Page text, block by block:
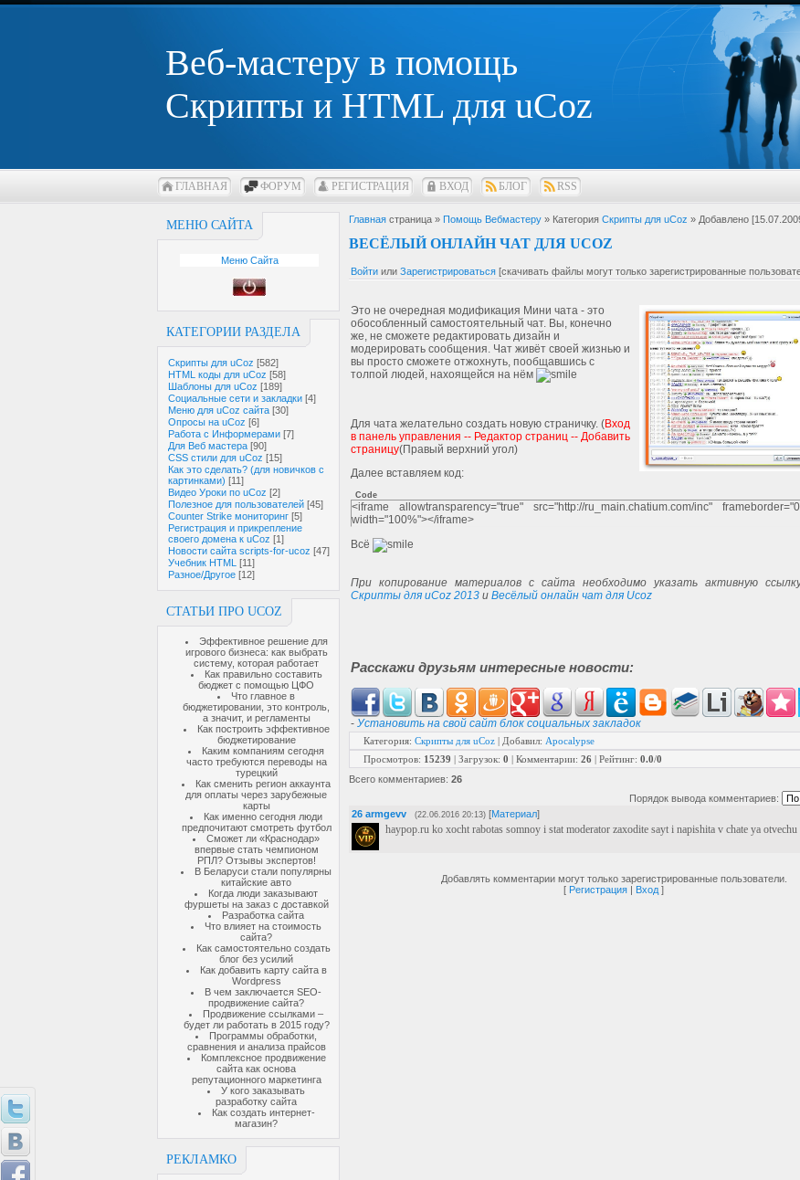
Веб-мастеру в помощь
Скрипты и HTML для uCoz
ГЛАВНАЯ ФОРУМ РЕГИСТРАЦИЯ ВХОД БЛОГ RSS
МЕНЮ САЙТА
Меню Сайта
КАТЕГОРИИ РАЗДЕЛА
Скрипты для uCoz [582]
HTML коды для uCoz [58]
Шаблоны для uCoz [189]
Социальные сети и закладки [4]
Меню для uCoz сайта [30]
Опросы на uCoz [6]
Работа с Информерами [7]
Для Веб мастера [90]
CSS стили для uCoz [15]
Как это сделать? (для новичков с
картинками) [11]
Видео Уроки по uCoz [2]
Полезное для пользователей [45]
Counter Strike мониторинг [5]
Регистрация и прикрепление
своего домена к uCoz [1]
Новости сайта scripts-for-ucoz [47]
Учебник HTML [11]
Разное/Другое [12]
СТАТЬИ ПРО UCOZ
Эффективное решение для
игрового бизнеса: как выбрать
систему, которая работает
Как правильно составить
бюджет с помощью ЦФО
Что главное в
бюджетировании, это контроль,
а значит, и регламенты
Как построить эффективное
бюджетирование
Каким компаниям сегодня
часто требуются переводы на
турецкий
Как сменить регион аккаунта
для оплаты через зарубежные
карты
Как именно сегодня люди
предпочитают смотреть футбол
Сможет ли «Краснодар»
впервые стать чемпионом
РПЛ? Отзывы экспертов!
В Беларуси стали популярны
китайские авто
Когда люди заказывают
фуршеты на заказ с доставкой
Разработка сайта
Что влияет на стоимость
сайта?
Как самостоятельно создать
блог без усилий
Как добавить карту сайта в
Wordpress
В чем заключается SEO-
продвижение сайта?
Продвижение ссылками –
будет ли работать в 2015 году?
Программы обработки,
сравнения и анализа прайсов
Комплексное продвижение
сайта как основа
репутационного маркетинга
У кого заказывать
разработку сайта
Как создать интернет-
магазин?
РЕКЛАМКО
Главная страница » Помощь Вебмастеру » Категория Скрипты для uCoz » Добавлено
ВЕСЁЛЫЙ ОНЛАЙН ЧАТ ДЛЯ UCOZ
Войти или Зарегистрироваться [скачивать файлы могут только зарегистрированные
Это не очередная модификация Мини чата - это
обособленный самостоятельный чат. Вы, конечно
же, не сможете редактировать дизайн и
модерировать сообщения. Чат живёт своей жизнью и
вы просто сможете отжохнуть, пообщавшись с
толпой людей, нахоящейся на нём
Для чата желательно создать новую страничку. (Вход
в панель управления -- Редактор страниц -- Добавить
страницу(Правый верхний угол)
Далее вставляем код:
Code
<iframe allowtransparency="true" src="http://ru_main.chatium.com/inc"
width="100%"></iframe>
Всё
При копирование материалов с сайта необходимо указать активную
Скрипты для uCoz 2013 и Весёлый онлайн чат для Ucoz
Расскажи друзьям интересные новости:
- Установить на свой сайт блок социальных закладок
Категория: Скрипты для uCoz | Добавил: Apocalypse
Просмотров: 15239 | Загрузок: 0 | Комментарии: 26 | Рейтинг: 0.0/0
Всего комментариев: 26
Порядок вывода комментариев:
26 armgevv (22.06.2016 20:13) [Материал]
haypop.ru ko xocht rabotas somnoy i stat moderator zaxodite sayt i napishita v chate ya otvechu
Добавлять комментарии могут только зарегистрированные пользователи.
[ Регистрация | Вход ]